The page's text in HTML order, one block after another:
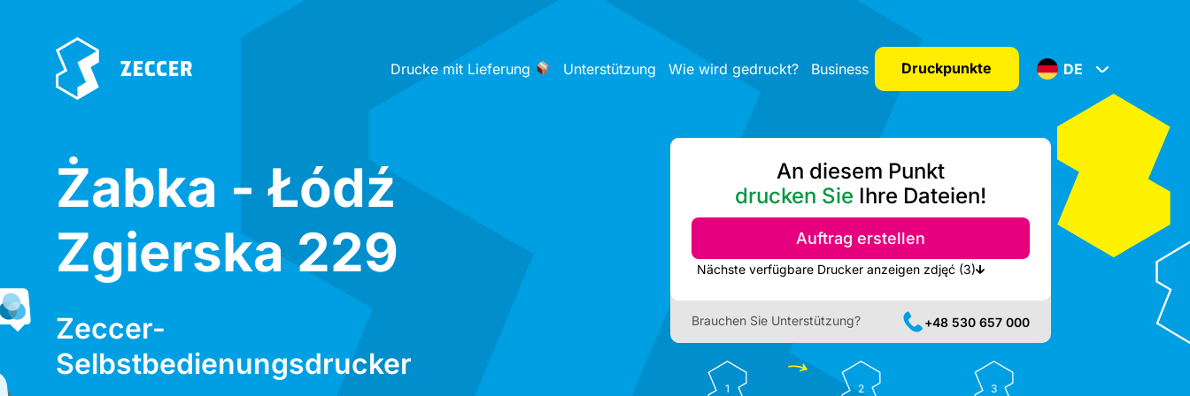
Drucke mit Lieferung Unterstützung Wie wird gedruckt? Business Druckpunkte DE
Żabka - Łódź
Zgierska 229
Zeccer-
Selbstbedienungsdrucker
An diesem Punkt
drucken Sie Ihre Dateien!
Auftrag erstellen
Nächste verfügbare Drucker anzeigen zdjęć (3)
Brauchen Sie Unterstützung? +48 530 657 000
1 2 3